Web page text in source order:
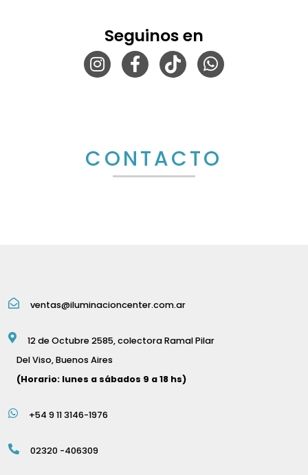
Seguinos en
CONTACTO
ventas@iluminacioncenter.com.ar
12 de Octubre 2585, colectora Ramal Pilar
Del Viso, Buenos Aires
(Horario: lunes a sábados 9 a 18 hs)
+54 9 11 3146-1976
02320 -406309